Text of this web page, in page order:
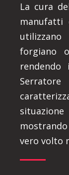
La cura
manufatti
forgiano
vero volto